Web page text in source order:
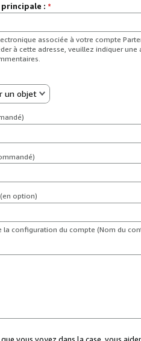
: *
associée à votre compte
à cette adresse, veuillez indiquer une
un objet
(en option)
la configuration du compte (Nom du